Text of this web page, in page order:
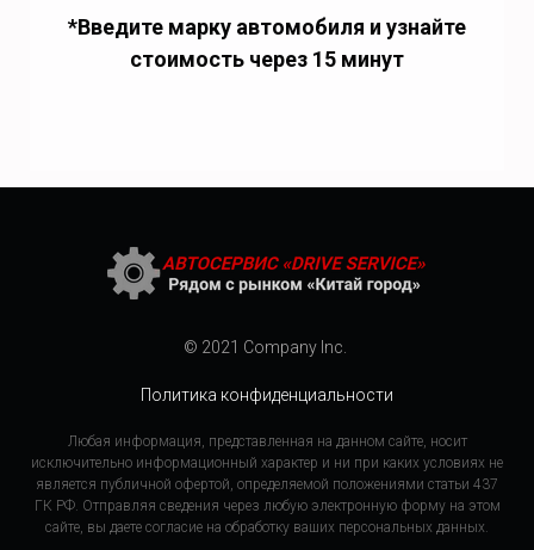
*Введите марку автомобиля и узнайте
стоимость через 15 минут
© 2021 Company Inc.
Политика конфиденциальности
Любая информация, представленная на данном сайте, носит
исключительно информационный характер и ни при каких условиях не
является публичной офертой, определяемой положениями статьи 437
ГК РФ. Отправляя сведения через любую электронную форму на этом
сайте, вы даете согласие на обработку ваших персональных данных.